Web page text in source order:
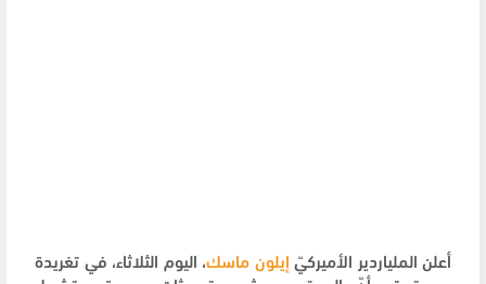
أعلن الملياردير الأميركيّ إيلون ماسك، اليوم الثلاثاء، في تغريدة